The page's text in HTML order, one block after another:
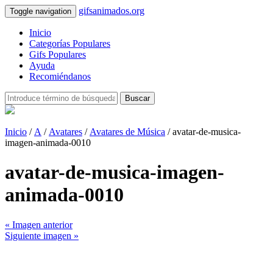
Toggle navigation gifsanimados.org
Inicio
Categorías Populares
Gifs Populares
Ayuda
Recomiéndanos
Buscar
Inicio / A / Avatares / Avatares de Música / avatar-de-musica-
imagen-animada-0010
avatar-de-musica-imagen-
animada-0010
« Imagen anterior
Siguiente imagen »